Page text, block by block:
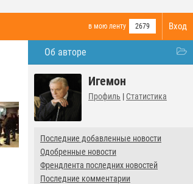
Вход
в мою ленту 2679
Об авторе
Игемон
Профиль | Статистика
Последние добавленные новости
Одобренные новости
Френдлента последних новостей
Последние комментарии